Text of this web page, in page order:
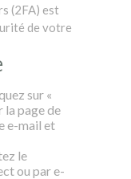
(2FA) est
de votre
sur «
la page de
e-mail et
le
ou par e-